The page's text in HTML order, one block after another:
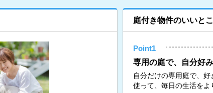
庭付き物件のいいとこ
Point1
専用の庭で、自分好
自分だけの専用庭で、
使って、毎日の生活をよ